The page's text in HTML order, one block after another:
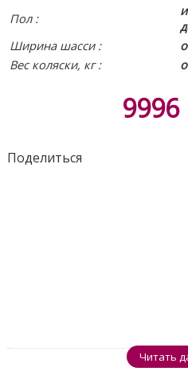
Пол :
Ширина шасси :
Вес коляски, кг :
9996
Поделиться
Читать